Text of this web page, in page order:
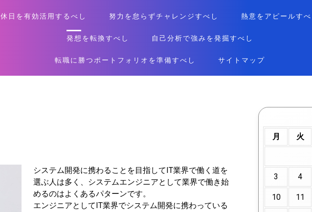
休日を有効活用するべし 努力を怠らずチャレンジすべし 熱意をアピールすべ
発想を転換すべし 自己分析で強みを発掘すべし
転職に勝つポートフォリオを準備すべし サイトマップ
システム開発に携わることを目指してIT業界で働く道を
選ぶ人は多く、システムエンジニアとして業界で働き始
めるのはよくあるパターンです。
エンジニアとしてIT業界でシステム開発に携わっている
月 火
3 4
10 11